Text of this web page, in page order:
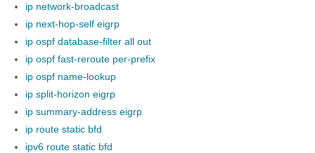
ip network-broadcast
ip next-hop-self eigrp
ip ospf database-filter all out
ip ospf fast-reroute per-prefix
ip ospf name-lookup
ip split-horizon eigrp
ip summary-address eigrp
ip route static bfd
ipv6 route static bfd